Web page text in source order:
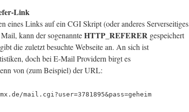
Link
eines Links auf ein CGI Skript (oder anderes Serverseitiges
kann der sogenannteHTTP_REFERER gespeichert
die zuletzt besuchte Webseite an. An sich ist
doch bei E-Mail Providern birgt es
von (zum Beispiel) der URL:
mail.cgi?user=3781895&pass=geheim